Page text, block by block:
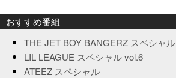
おすすめ番組
THE JET BOY BANGERZ スペシャル
LIL LEAGUE スペシャル vol.6
ATEEZ スペシャル